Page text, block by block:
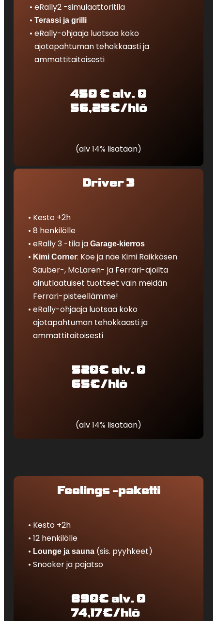
eRally2 -simulaattoritila
Terassi ja grilli
eRally-ohjaaja luotsaa koko
ajotapahtuman tehokkaasti ja
ammattitaitoisesti
450 € alv. 0
56,25€/hlö
(alv 14% lisätään)
Driver 3
Kesto +2h
8 henkilölle
eRally 3 -tila jaGarage-kierros
Kimi Corner: Koe ja näe Kimi Räikkösen
Sauber-, McLaren- ja Ferrari-ajoilta
ainutlaatuiset tuotteet vain meidän
Ferrari-pisteellämme!
eRally-ohjaaja luotsaa koko
ajotapahtuman tehokkaasti ja
ammattitaitoisesti
520€ alv. 0
65€/hlö
(alv 14% lisätään)
Feelings -paketti
Kesto +2h
12 henkilölle
Lounge ja sauna (sis. pyyhkeet)
Snooker ja pajatso
890€ alv. 0
74,17€/hlö